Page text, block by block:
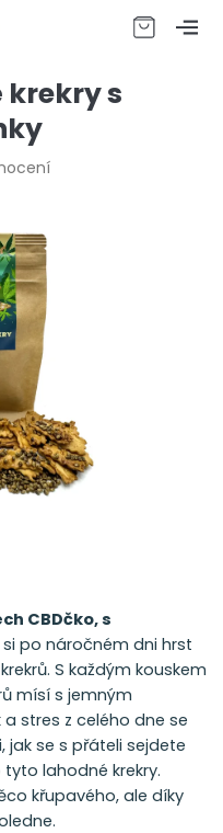
krekry s
CBDčko, s
si po náročném dni hrst
S každým kouskem
mísí s jemným
stres z celého dne se
jak se s přáteli sejdete
lahodné krekry.
křupavého, ale díky